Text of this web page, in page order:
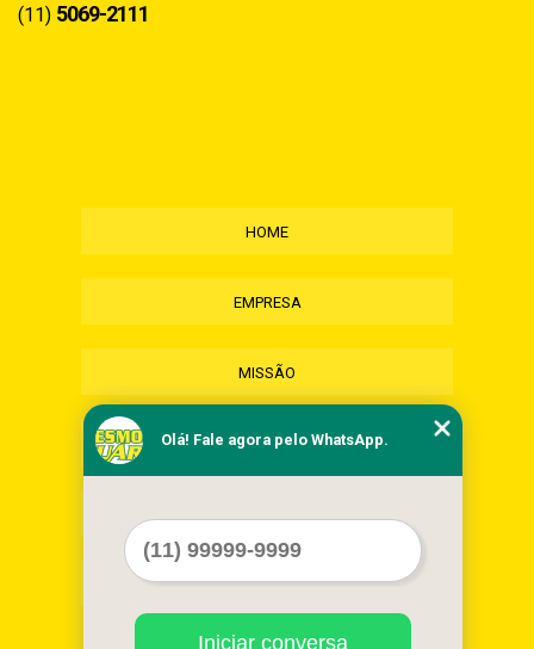
(11) 5069-2111
HOME
EMPRESA
MISSÃO
SERVIÇOS
MAPA DO SITE
Olá! Fale agora pelo WhatsApp.
Iniciar conversa